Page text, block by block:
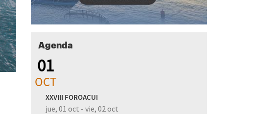
Agenda
01
OCT
XXVIII FOROACUI
jue, 01 oct - vie, 02 oct